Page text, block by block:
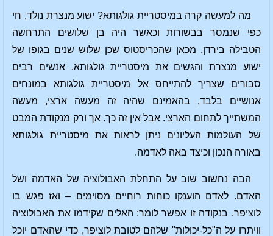
מה למעשה קרה במיסטריית גולגותא? ישוע מנצרת נולד, חי
כפי שנמסר בבשורות וכאשר היה בן שלושים התרחשה
הטבילה בירדן. מכאן שהכריסטוס שכן שלוש שנים בגופו של
ישוע מנצרת והגשים את מיסטריית גולגותא. אנשים רבים
סבורים שצריך להתייחס אל מיסטריית גולגותא במונחים
אנושיים בלבד, בהאמינם שהיה זה מעשה ארצי, מעשה
המשתייך לתחום הארצי. אבל אין זה כך. אך ורק מנקודת המבט
של העולמות העליונים ניתן לראות את מיסטריית גולגותא
באורה הנכון וכיצד באה לאדמה.
הבה נחשוב שוב על התחלת האבולוציה של האדמה ושל
האדם. לאדם הוענקו כוחות רוחיים מסוימים – ואז פגש בו
לוציפר. בנקודה זו אפשר לומר: האלים שקידמו את האבולוציה
וויתרו על ה"כל-יכולות" שלהם לטובת לוציפר, כדי שהאדם יוכל